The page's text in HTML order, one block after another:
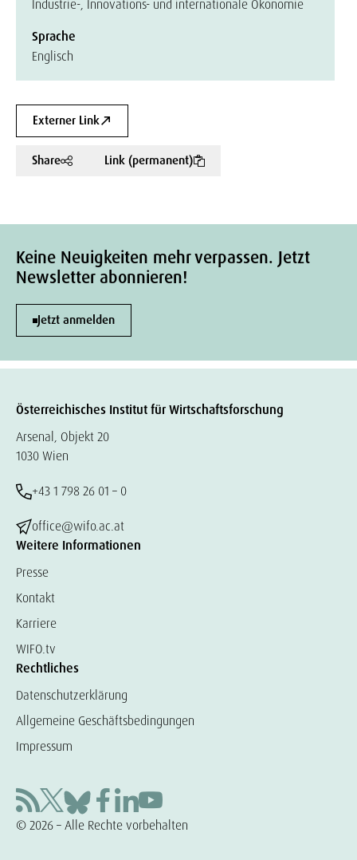
Industrie-, Innovations- und internationale Ökonomie
Sprache
Englisch
Externer Link
Share Link (permanent)
Keine Neuigkeiten mehr verpassen. Jetzt
Newsletter abonnieren!
Jetzt anmelden
Österreichisches Institut für Wirtschaftsforschung
Arsenal, Objekt 20
1030 Wien
+43 1 798 26 01 – 0
office@wifo.ac.at
Weitere Informationen
Presse
Kontakt
Karriere
WIFO.tv
Rechtliches
Datenschutzerklärung
Allgemeine Geschäftsbedingungen
Impressum
© 2026 – Alle Rechte vorbehalten